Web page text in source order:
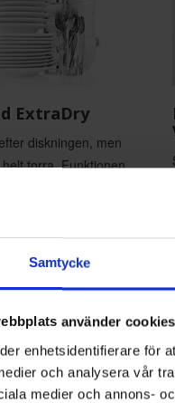
Samtycke
använder cookies
enhetsidentifierare för
och analysera vår
medier och annons-
ExtraDry
diskningen, men
torra. Funktionen
och förlänger
nappflaskor,
blir helt torra och redo